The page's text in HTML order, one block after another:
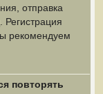
отправка
Регистрация
рекомендуем
повторять